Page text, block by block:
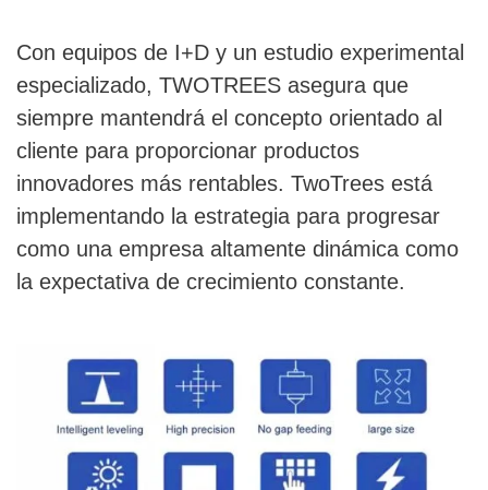
Con equipos de I+D y un estudio experimental
especializado, TWOTREES asegura que
siempre mantendrá el concepto orientado al
cliente para proporcionar productos
innovadores más rentables. TwoTrees está
implementando la estrategia para progresar
como una empresa altamente dinámica como
la expectativa de crecimiento constante.